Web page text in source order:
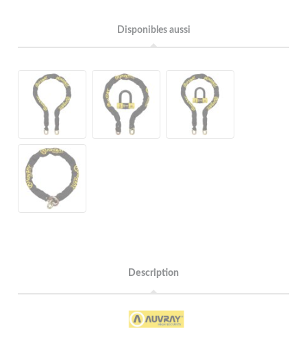
Disponibles aussi
Description